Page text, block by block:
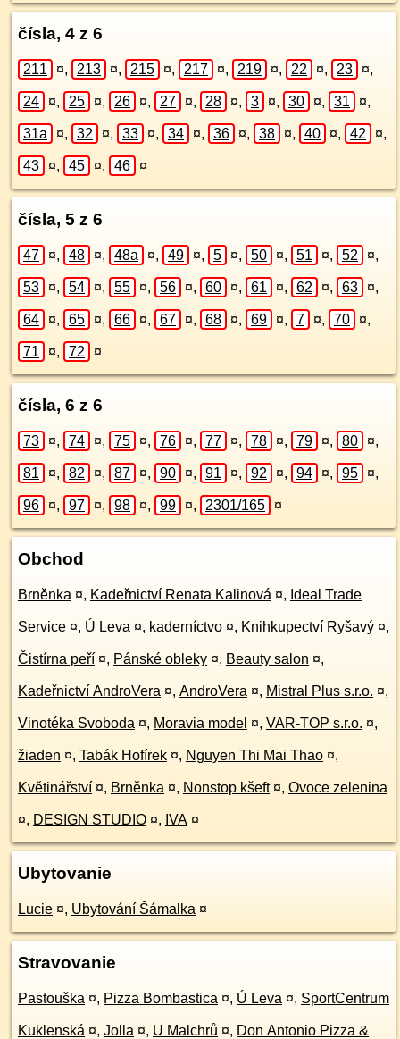
čísla, 4 z 6
211 ¤, 213 ¤, 215 ¤, 217 ¤, 219 ¤, 22 ¤, 23 ¤,
24 ¤, 25 ¤, 26 ¤, 27 ¤, 28 ¤, 3 ¤, 30 ¤, 31 ¤,
31a ¤, 32 ¤, 33 ¤, 34 ¤, 36 ¤, 38 ¤, 40 ¤, 42 ¤,
43 ¤, 45 ¤, 46 ¤
čísla, 5 z 6
47 ¤, 48 ¤, 48a ¤, 49 ¤, 5 ¤, 50 ¤, 51 ¤, 52 ¤,
53 ¤, 54 ¤, 55 ¤, 56 ¤, 60 ¤, 61 ¤, 62 ¤, 63 ¤,
64 ¤, 65 ¤, 66 ¤, 67 ¤, 68 ¤, 69 ¤, 7 ¤, 70 ¤,
71 ¤, 72 ¤
čísla, 6 z 6
73 ¤, 74 ¤, 75 ¤, 76 ¤, 77 ¤, 78 ¤, 79 ¤, 80 ¤,
81 ¤, 82 ¤, 87 ¤, 90 ¤, 91 ¤, 92 ¤, 94 ¤, 95 ¤,
96 ¤, 97 ¤, 98 ¤, 99 ¤, 2301/165 ¤
Obchod
Brněnka ¤, Kadeřnictví Renata Kalinová ¤, Ideal Trade
Service ¤, Ú Leva ¤, kaderníctvo ¤, Knihkupectví Ryšavý ¤,
Čistírna peří ¤, Pánské obleky ¤, Beauty salon ¤,
Kadeřnictví AndroVera ¤, AndroVera ¤, Mistral Plus s.r.o. ¤,
Vinotéka Svoboda ¤, Moravia model ¤, VAR-TOP s.r.o. ¤,
žiaden ¤, Tabák Hofírek ¤, Nguyen Thi Mai Thao ¤,
Květinářství ¤, Brněnka ¤, Nonstop kšeft ¤, Ovoce zelenina
¤, DESIGN STUDIO ¤, IVA ¤
Ubytovanie
Lucie ¤, Ubytování Šámalka ¤
Stravovanie
Pastouška ¤, Pizza Bombastica ¤, Ú Leva ¤, SportCentrum
Kuklenská ¤, Jolla ¤, U Malchrů ¤, Don Antonio Pizza &